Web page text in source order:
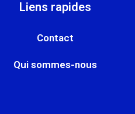
Liens rapides
Contact
Qui sommes-nous